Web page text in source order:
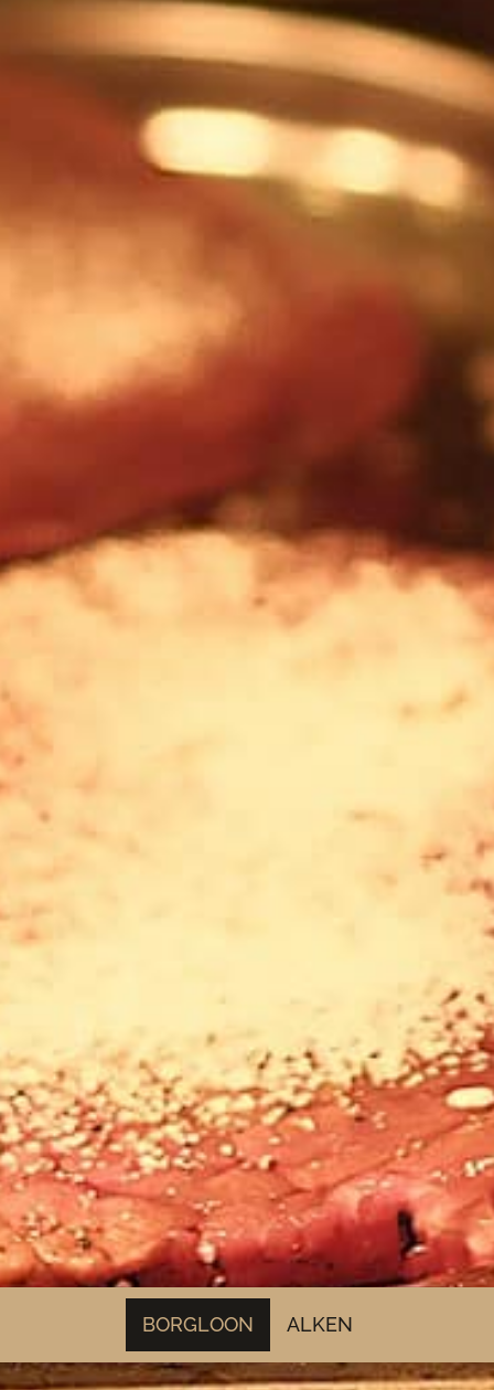
BORGLOON ALKEN